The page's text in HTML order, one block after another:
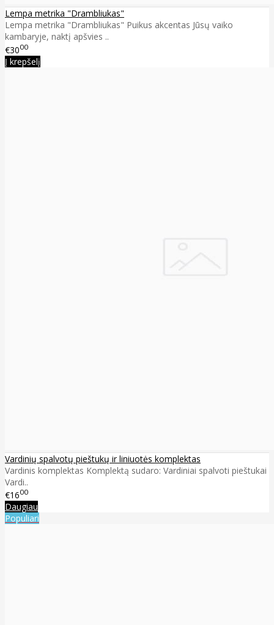
Lempa metrika "Drambliukas"
Lempa metrika "Drambliukas" Puikus akcentas Jūsų vaiko
kambaryje, naktį apšvies ..
€3000
Į krepšelį
Vardinių spalvotų pieštukų ir liniuotės komplektas
Vardinis komplektas Komplektą sudaro: Vardiniai spalvoti pieštukai
Vardi..
€1600
Daugiau
Populiari